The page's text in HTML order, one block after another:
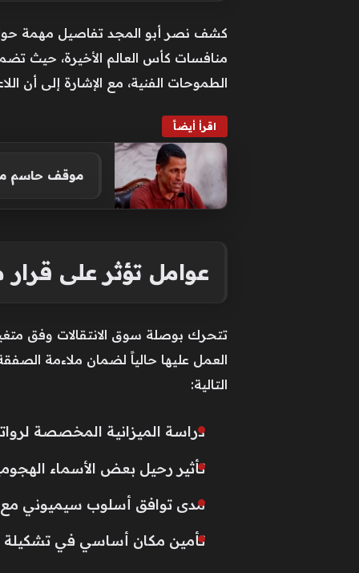
كشف نصر أبو المجد تفاصيل مهمة حول
منافسات كأس العالم الأخيرة، حيث
الطموحات الفنية، مع الإشارة إلى أن
اقرأ أيضاً
موقف حاسم من
عوامل تؤثر على
تتحرك بوصلة سوق الانتقالات وفق
العمل عليها حالياً لضمان ملاءمة
التالية:
دراسة الميزانية المخصصة
تأثير رحيل بعض الأسماء
مدى توافق أسلوب سيميوني مع
تأمين مكان أساسي في تشكيلة